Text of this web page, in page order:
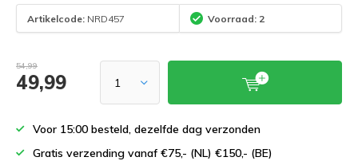
Artikelcode: NRD457 Voorraad: 2
54,99
49,99
Voor 15:00 besteld, dezelfde dag verzonden
Gratis verzending vanaf €75,- (NL) €150,- (BE)